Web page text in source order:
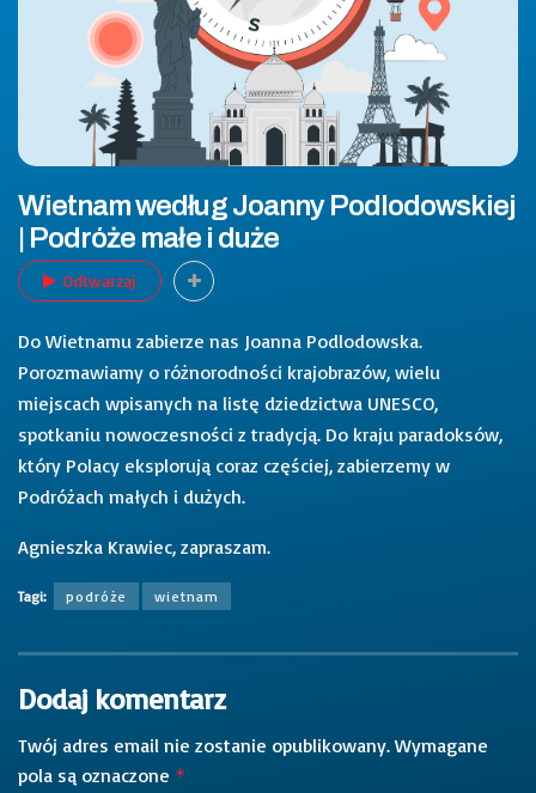
Wietnam według Joanny Podlodowskiej
| Podróże małe i duże
Odtwarzaj
Do Wietnamu zabierze nas Joanna Podlodowska.
Porozmawiamy o różnorodności krajobrazów, wielu
miejscach wpisanych na listę dziedzictwa UNESCO,
spotkaniu nowoczesności z tradycją. Do kraju paradoksów,
który Polacy eksplorują coraz częściej, zabierzemy w
Podróżach małych i dużych.
Agnieszka Krawiec, zapraszam.
Tagi: podróże wietnam
Dodaj komentarz
Twój adres email nie zostanie opublikowany. Wymagane
pola są oznaczone *